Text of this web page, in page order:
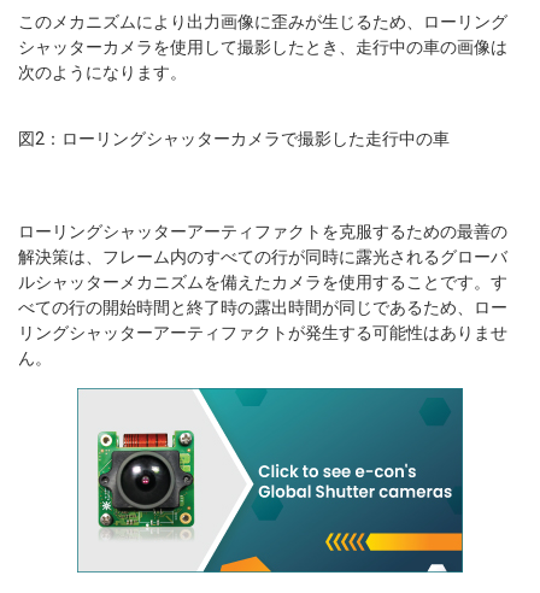
このメカニズムにより出力画像に歪みが生じるため、ローリング
シャッターカメラを使用して撮影したとき、走行中の車の画像は
次のようになります。
図2：ローリングシャッターカメラで撮影した走行中の車
ローリングシャッターアーティファクトを克服するための最善の
解決策は、フレーム内のすべての行が同時に露光されるグローバ
ルシャッターメカニズムを備えたカメラを使用することです。す
べての行の開始時間と終了時の露出時間が同じであるため、ロー
リングシャッターアーティファクトが発生する可能性はありませ
ん。